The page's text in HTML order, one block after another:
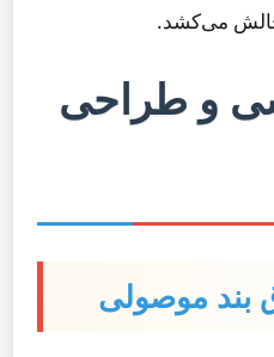
چالش می‌کشد.
و طراحی